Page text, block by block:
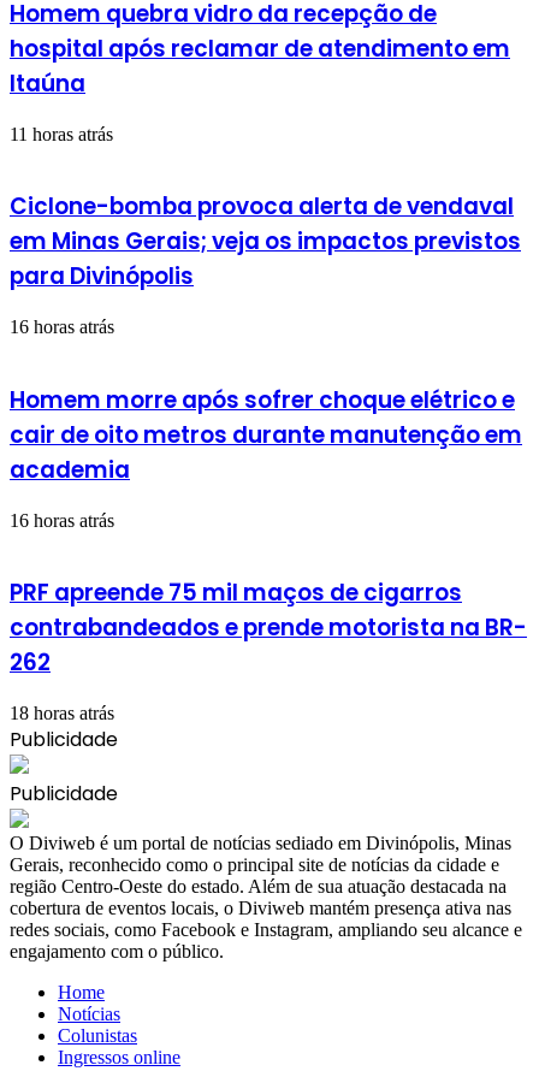
Homem quebra vidro da recepção de
hospital após reclamar de atendimento em
Itaúna
11 horas atrás
Ciclone-bomba provoca alerta de vendaval
em Minas Gerais; veja os impactos previstos
para Divinópolis
16 horas atrás
Homem morre após sofrer choque elétrico e
cair de oito metros durante manutenção em
academia
16 horas atrás
PRF apreende 75 mil maços de cigarros
contrabandeados e prende motorista na BR-
262
18 horas atrás
Publicidade
Publicidade
​O Diviweb é um portal de notícias sediado em Divinópolis, Minas
Gerais, reconhecido como o principal site de notícias da cidade e
região Centro-Oeste do estado. Além de sua atuação destacada na
cobertura de eventos locais, o Diviweb mantém presença ativa nas
redes sociais, como Facebook e Instagram, ampliando seu alcance e
engajamento com o público.
Home
Notícias
Colunistas
Ingressos online